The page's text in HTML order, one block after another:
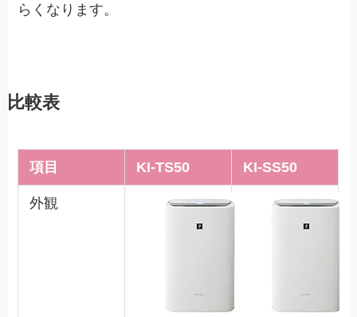
らくなります。
比較表
項目 KI-TS50 KI-SS50
外観